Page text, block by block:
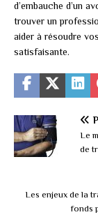
d’embauche d’un
trouver un
aider à résoudre
satisfaisante.
Le
de
Les enjeux de la
fonds